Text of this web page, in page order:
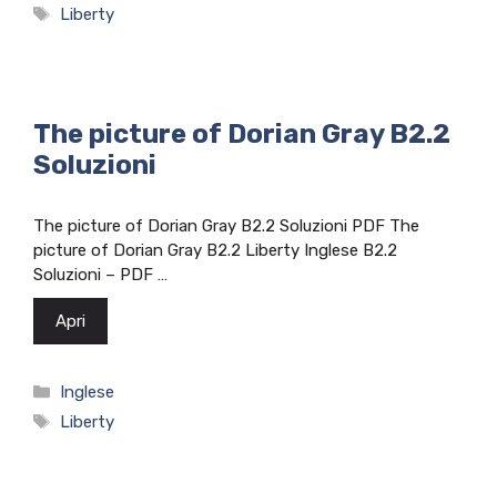
Tag
Liberty
The picture of Dorian Gray B2.2
Soluzioni
The picture of Dorian Gray B2.2 Soluzioni PDF The
picture of Dorian Gray B2.2 Liberty Inglese B2.2
Soluzioni – PDF …
Apri
Categorie
Inglese
Tag
Liberty